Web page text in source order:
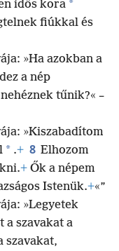
idős kora *
fiúkkal és
»Ha azokban a
a nép
tűnik?« –
»Kiszabadítom
* .+ 8 Elhozom
+ Ők a népem
Istenük.+«”
»Legyetek
szavakat a
szavakat,